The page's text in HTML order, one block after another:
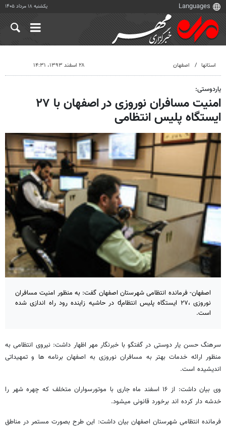
یکشنبه ۱۸ مرداد ۱۴۰۵
استانها اصفهان ۲۸ اسفند ۱۳۹۳، ۱۴:۳۱
یاردوستی:
امنیت مسافران نوروزی در اصفهان با ۲۷
ایستگاه پلیس انتظامی
اصفهان- فرمانده انتظامی شهرستان اصفهان گفت: به منظور امنیت مسافران
نوروزی ،۲۷ ايستگاه پليس انتظامd در حاشيه زاينده رود راه اندازی شده
است.
سرهنگ حسن یار دوستی در گفتگو با خبرنگار مهر اظهار داشت: نيروی انتظامی به
منظور ارائه خدمات بهتر به مسافران نوروزی به اصفهان برنامه ها و تمهیداتی
اندیشیده است.
وی بیان داشت: از ۱۶ اسفند ماه جاری با موتورسواران متخلف كه چهره شهر را
خدشه دار كرده اند برخورد قانونی میشود.
فرمانده انتظامی شهرستان اصفهان بیان داشت: این طرح بصورت مستمر در مناطق